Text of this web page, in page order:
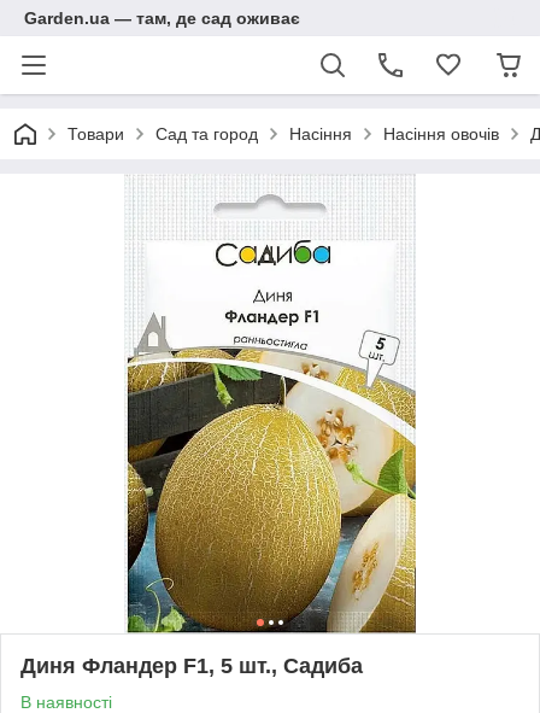
Garden.ua — там, де сад оживає
Товари Сад та город Насіння Насіння овочів
Диня Фландер F1, 5 шт., Садиба
В наявності